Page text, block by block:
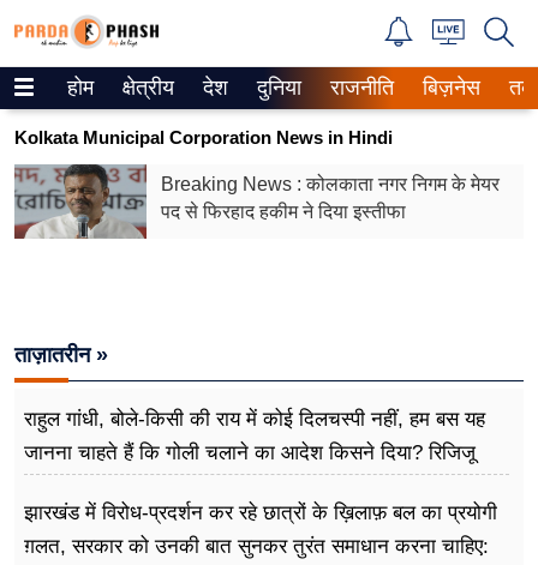
Trending on Google News
ePaper
वेब स्टोरीज
वीडियो
रिलेशनशिप
फूड
होम क्षेत्रीय देश दुनिया राजनीति बिज़नेस
Kolkata Municipal Corporation News in Hindi
Breaking News : कोलकाता नगर निगम के मेयर
पद से फिरहाद हकीम ने दिया इस्तीफा
ताज़ातरीन »
राहुल गांधी, बोले-किसी की राय में कोई दिलचस्पी नहीं, हम बस यह
जानना चाहते हैं कि गोली चलाने का आदेश किसने दिया? रिजिजू
झारखंड में विरोध-प्रदर्शन कर रहे छात्रों के ख़िलाफ़ बल का प्रयोगी
ग़लत, सरकार को उनकी बात सुनकर तुरंत समाधान करना चाहिए: